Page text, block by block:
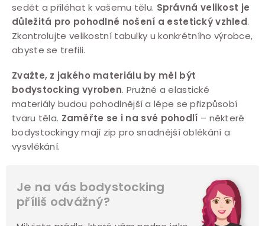
sedět a přiléhat k vašemu tělu. Správná velikost je
důležitá pro pohodlné nošení a estetický vzhled.
Zkontrolujte velikostní tabulky u konkrétního výrobce,
abyste se trefili.
Zvažte, z jakého materiálu by měl být
bodystocking vyroben. Pružné a elastické
materiály budou pohodlnější a lépe se přizpůsobí
tvaru těla. Zaměřte se i na své pohodlí – některé
bodystockingy mají zip pro snadnější oblékání a
vysvlékání.
Je na vás bodystocking
příliš odvážný?